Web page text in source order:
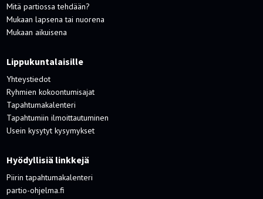
Mitä partiossa tehdään?
Mukaan lapsena tai nuorena
Mukaan aikuisena
Lippukuntalaisille
Yhteystiedot
Ryhmien kokoontumisajat
Tapahtumakalenteri
Tapahtumiin ilmoittautuminen
Usein kysytyt kysymykset
Hyödyllisiä linkkejä
Piirin tapahtumakalenteri
partio-ohjelma.fi